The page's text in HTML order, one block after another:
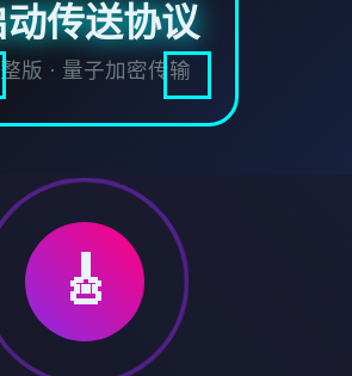
动传送协议
版 · 量子加密传输
🎸